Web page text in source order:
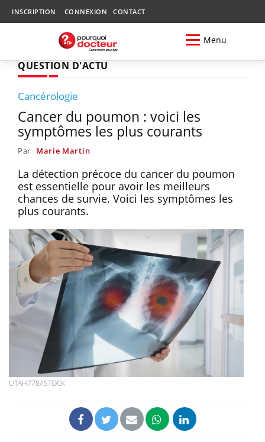
INSCRIPTION CONNEXION CONTACT
Menu
QUESTION D'ACTU
Cancérologie
Cancer du poumon : voici les
symptômes les plus courants
Par Marie Martin
La détection précoce du cancer du poumon
est essentielle pour avoir les meilleurs
chances de survie. Voici les symptômes les
plus courants.
UTAH778/ISTOCK